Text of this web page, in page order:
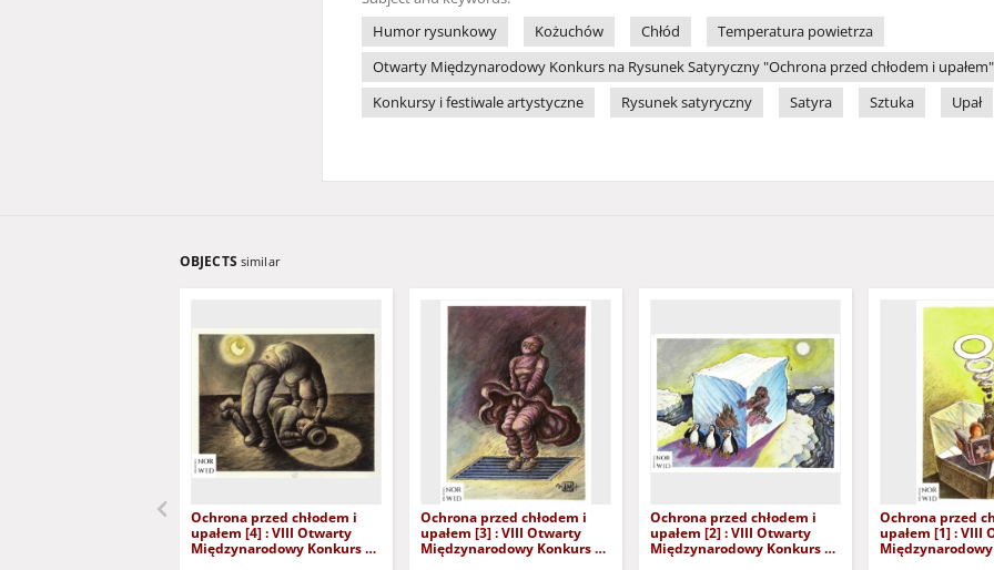
Humor rysunkowy
Kożuchów Chłód
Temperatura powietrza
Otwarty Międzynarodowy Konkurs na Rysunek Satyryczny "Ochrona przed chłodem i
Konkursy i festiwale artystyczne
Rysunek satyryczny Satyra Sztuka Upał
OBJECTS similar
Ochrona przed chłodem i
upałem [4] : VIII Otwarty
Międzynarodowy Konkurs na
Ochrona przed chłodem i
upałem [3] : VIII Otwarty
Międzynarodowy Konkurs na
Ochrona przed chłodem i
upałem [2] : VIII Otwarty
Międzynarodowy Konkurs na
Ochrona przed
upałem [1] : VIII
Międzynarodowy